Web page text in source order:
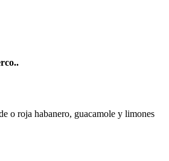
o roja habanero, guacamole y limones